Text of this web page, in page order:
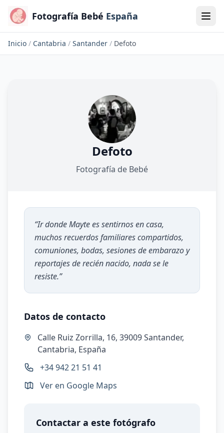
Fotografía Bebé España
Inicio / Cantabria / Santander / Defoto
Defoto
Fotografía de Bebé
“Ir donde Mayte es sentirnos en casa,
muchos recuerdos familiares compartidos,
comuniones, bodas, sesiones de embarazo y
reportajes de recién nacido, nada se le
resiste.”
Datos de contacto
Calle Ruiz Zorrilla, 16, 39009 Santander,
Cantabria, España
+34 942 21 51 41
Ver en Google Maps
Contactar a este fotógrafo